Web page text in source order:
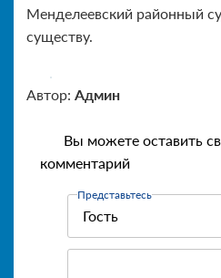
Менделеевский районный
существу.
Автор: Админ
Вы можете оставить
комментарий
Представьтесь